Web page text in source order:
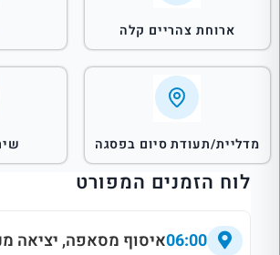
ארוחת צהריים קלה
מדליית/תעודת סיום בפסגה
לוח הזמנים המפורט
06:00איסוף מסאפה, יציאה